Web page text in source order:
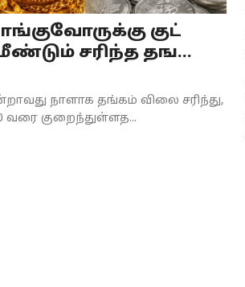
குட்
சரிந்த தங...
நாளாக தங்கம் விலை சரிந்து,
வரை குறைந்துள்ளத...